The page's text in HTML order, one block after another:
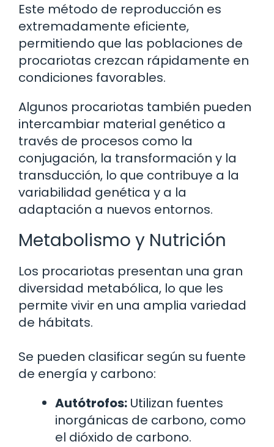
Este método de reproducción es
extremadamente eficiente,
permitiendo que las poblaciones de
procariotas crezcan rápidamente en
condiciones favorables.
Algunos procariotas también pueden
intercambiar material genético a
través de procesos como la
conjugación, la transformación y la
transducción, lo que contribuye a la
variabilidad genética y a la
adaptación a nuevos entornos.
Metabolismo y Nutrición
Los procariotas presentan una gran
diversidad metabólica, lo que les
permite vivir en una amplia variedad
de hábitats.
Se pueden clasificar según su fuente
de energía y carbono:
Autótrofos: Utilizan fuentes
inorgánicas de carbono, como
el dióxido de carbono.